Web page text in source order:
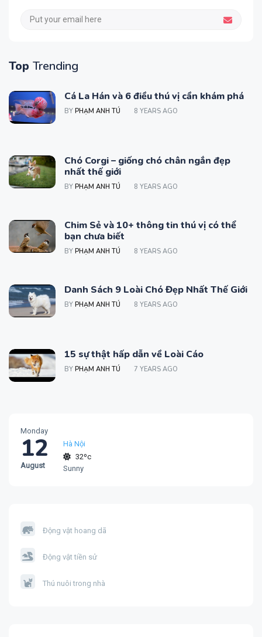
Monday
12
August
Hà Nội
32ºc
Sunny
Động vật hoang dã
Động vật tiền sử
Thú nuôi trong nhà
Top Trending
Cá La Hán và 6 điều thú vị cần khám phá
BY PHẠM ANH TÚ 8 YEARS AGO
Chó Corgi – giống chó chân ngắn đẹp
nhất thế giới
BY PHẠM ANH TÚ 8 YEARS AGO
Chim Sẻ và 10+ thông tin thú vị có thể
bạn chưa biết
BY PHẠM ANH TÚ 8 YEARS AGO
Danh Sách 9 Loài Chó Đẹp Nhất Thế Giới
BY PHẠM ANH TÚ 8 YEARS AGO
15 sự thật hấp dẫn về Loài Cáo
BY PHẠM ANH TÚ 7 YEARS AGO